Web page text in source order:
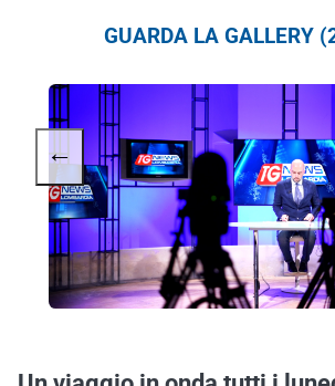
GUARDA LA GALLERY
←